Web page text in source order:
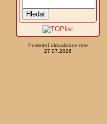
Poslední aktualizace dne
27.07.2026